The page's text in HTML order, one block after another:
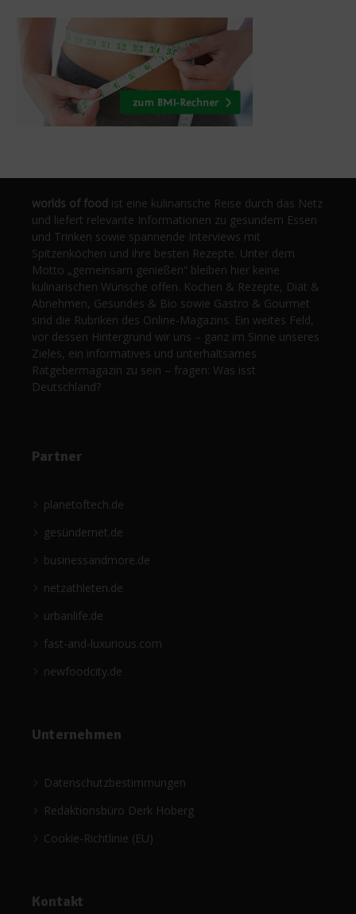
worlds of food ist eine kulinarische Reise durch das Netz
und liefert relevante Informationen zu gesundem Essen
und Trinken sowie spannende Interviews mit
Spitzenköchen und ihre besten Rezepte. Unter dem
Motto „gemeinsam genießen“ bleiben hier keine
kulinarischen Wünsche offen. Kochen & Rezepte, Diät &
Abnehmen, Gesundes & Bio sowie Gastro & Gourmet
sind die Rubriken des Online-Magazins. Ein weites Feld,
vor dessen Hintergrund wir uns – ganz im Sinne unseres
Zieles, ein informatives und unterhaltsames
Ratgebermagazin zu sein – fragen: Was isst
Deutschland?
Partner
planetoftech.de
gesündernet.de
businessandmore.de
netzathleten.de
urbanlife.de
fast-and-luxurious.com
newfoodcity.de
Unternehmen
Datenschutzbestimmungen
Redaktionsbüro Derk Hoberg
Cookie-Richtlinie (EU)
Kontakt